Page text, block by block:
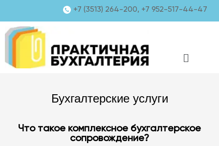
+7 (3513) 264-200, +7 952-517-44-47
Бухгалтерские услуги
Что такое комплексное бухгалтерское
сопровождение?